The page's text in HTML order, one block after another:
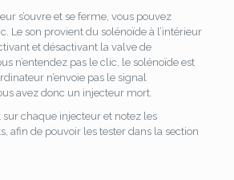
s’ouvre et se ferme, vous pouvez
Le son provient du solénoïde à l’intérieur
et désactivant la valve de
n’entendez pas le clic, le solénoïde est
n’envoie pas le signal
avez donc un injecteur mort.
sur chaque injecteur et notez les
afin de pouvoir les tester dans la section